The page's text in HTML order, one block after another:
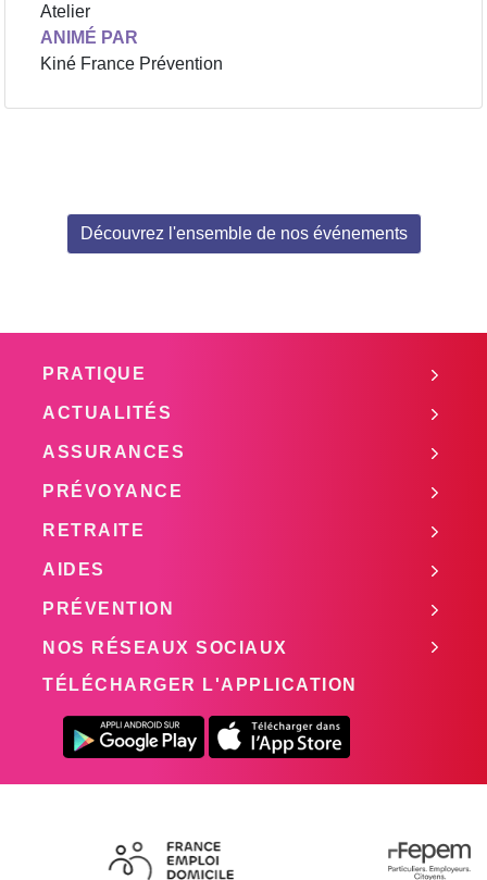
Atelier
ANIMÉ PAR
Kiné France Prévention
Découvrez l'ensemble de nos événements
PRATIQUE
ACTUALITÉS
ASSURANCES
PRÉVOYANCE
RETRAITE
AIDES
PRÉVENTION
NOS RÉSEAUX SOCIAUX
TÉLÉCHARGER L'APPLICATION